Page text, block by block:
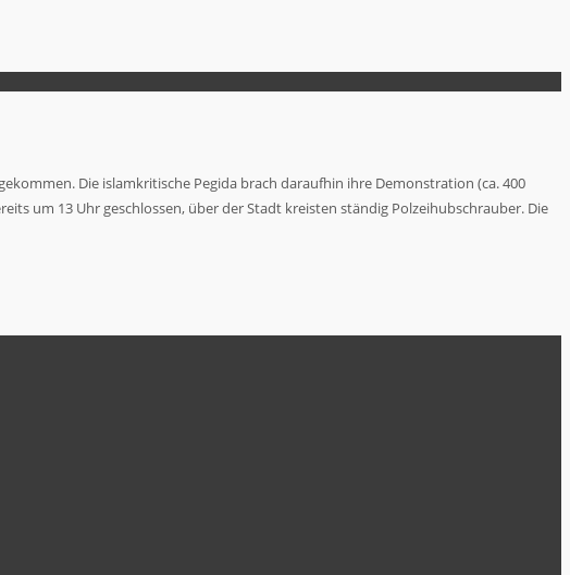
Die islamkritische Pegida brach daraufhin ihre Demonstration (ca. 400
um 13 Uhr geschlossen, über der Stadt kreisten ständig Polzeihubschrauber. Die